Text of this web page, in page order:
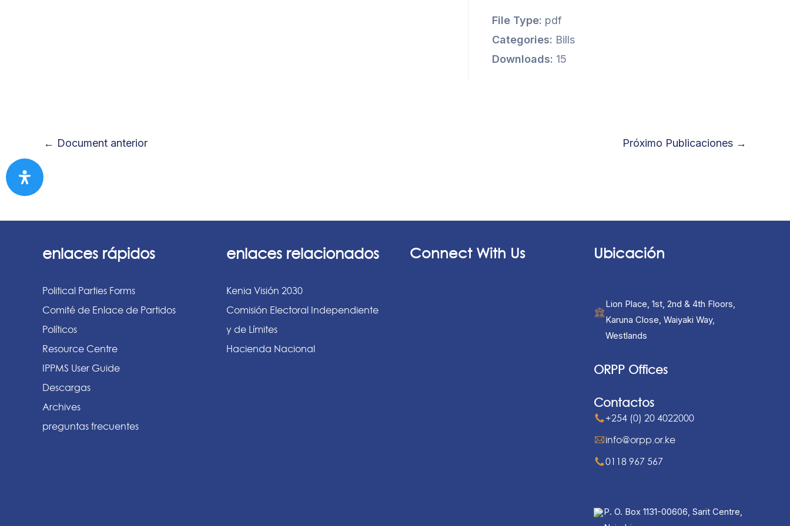
File Type: pdf
Categories: Bills
Downloads: 15
← Document anterior Próximo Publicaciones →
enlaces rápidos
Political Parties Forms
Comité de Enlace de Partidos
Políticos
Resource Centre
IPPMS User Guide
Descargas
Archives
preguntas frecuentes
enlaces relacionados
Kenia Visión 2030
Comisión Electoral Independiente
y de Límites
Hacienda Nacional
Connect With Us Ubicación
Lion Place, 1st, 2nd & 4th Floors,
Karuna Close, Waiyaki Way,
Westlands
ORPP Offices
Contactos
+254 (0) 20 4022000
info@orpp.or.ke
0118 967 567
P. O. Box 1131-00606, Sarit Centre,